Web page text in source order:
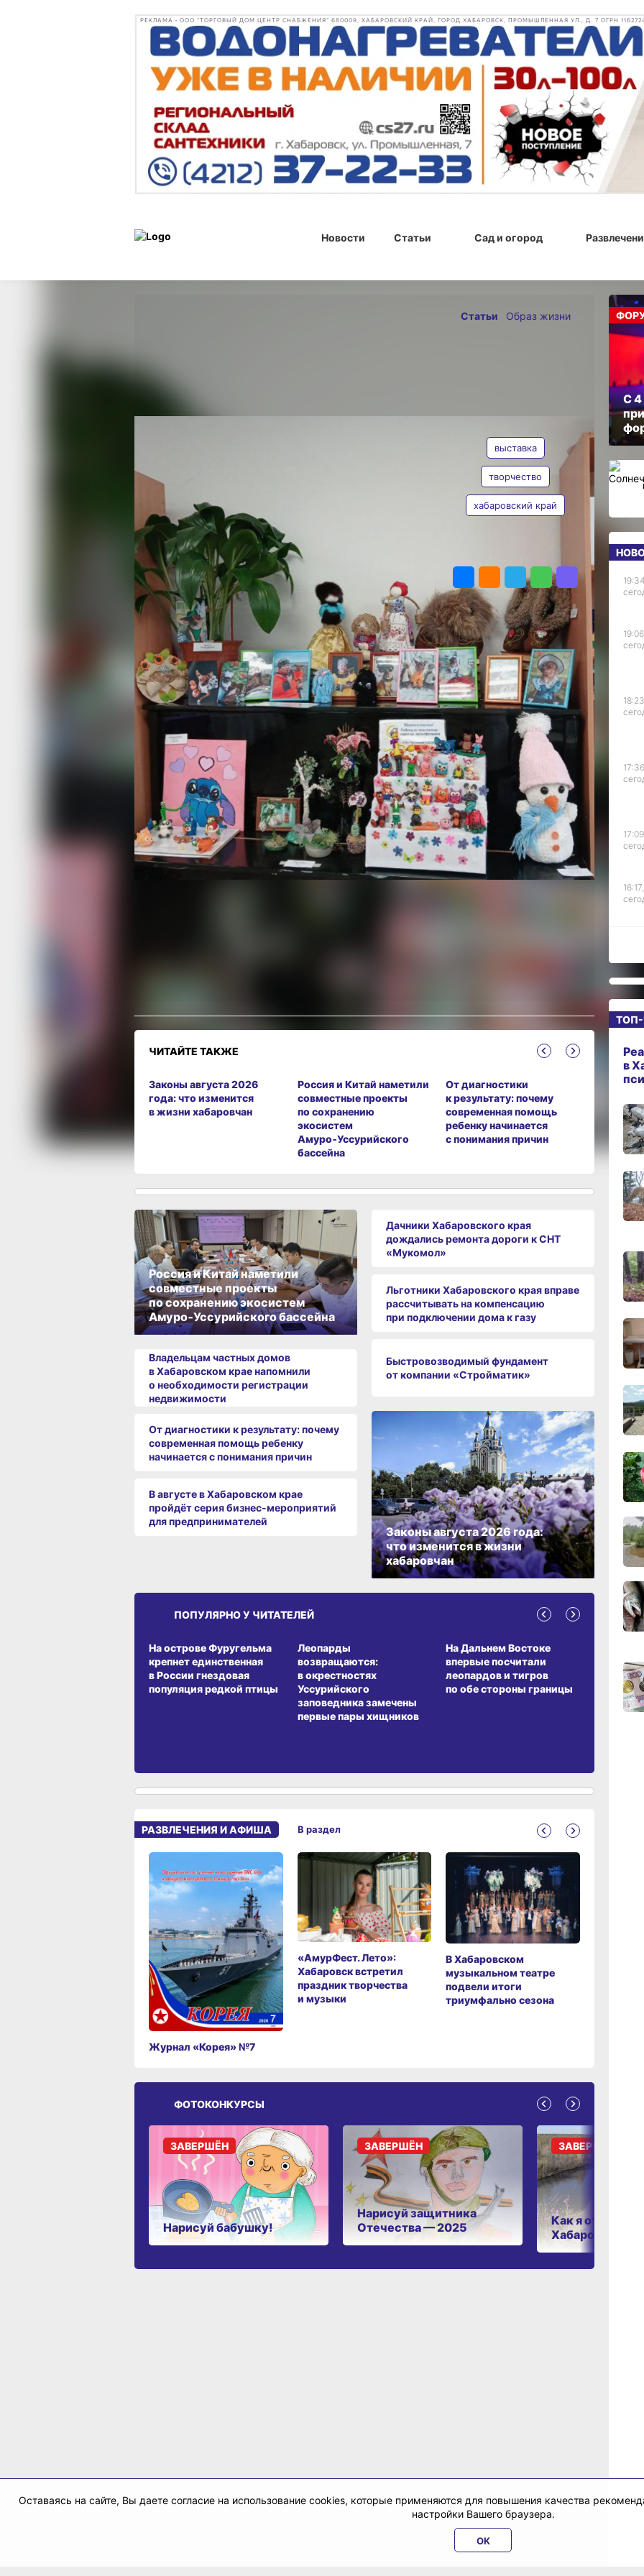
РЕКЛАМА • ООО "ТОРГОВЫЙ ДОМ ЦЕНТР СНАБЖЕНИЯ" 680009, ХАБАРОВСКИЙ КРАЙ, ГОРОД ХАБАРОВСК, ПРОМЫШЛЕННАЯ УЛ., Д. 7 ОГРН
Новости Статьи Сад и огород
показали в Ванино
Выставка посвящена Году семьи в России и 95-летию
свои поделки из разных материалов, вещи, связанные
крючком и спицами, сувениры из бисера, фотоснимки,
скульптуры из пластилина и многое другое.
Одна из участниц, представляющая Ванинский КЦСОН,
Ольга Киселева, инвалид II группы, получила высокую
оценку жюри — диплом лауреата I степени. На выставке
демонстрировались ее замечательные поделки
из пластилина.
У Антонины Иванишиной тоже приятное хобби — она вяжет
крючком и спицами сказочные вещи: кофты, юбки,
костюмы, необычные шарфы. А Татьяна Николаева
и Наталья Степанова представили на выставку свои работы
из бисера.
А вообще все работы участников выставки насыщены
теплотой, оптимизмом, полны надежды и удивительной
веры в будущее.
Главной задачей выставки была популяризация
самодеятельного творчества инвалидов, привлечение
внимания общественности, формирование толерантного
отношения общества к людям с ограниченными
возможностями, стимулирование творческой активности,
роста духовности, культурного уровня, развитие
художественных способностей.
И цель, считают организаторы, достигнута. Выставка
содействует приобщению к культуре и созданию условий
для полноценного общения, а также наглядно показывает,
что ограниченные физические возможности человека
не являются преградой для занятия творческой
Статьи Образ жизни
выставка
творчество
хабаровский край
ЧИТАЙТЕ ТАКЖЕ
Законы августа 2026
года: что изменится
в жизни хабаровчан
Россия и Китай наметили
совместные проекты
по сохранению
экосистем
Амуро‑Уссурийского
бассейна
От диагностики
к результату: почему
современная помощь
ребенку начинается
с понимания причин
В
для
Россия и Китай наметили
совместные проекты
по сохранению экосистем
Амуро‑Уссурийского бассейна
Владельцам частных домов
в Хабаровском крае напомнили
о необходимости регистрации
недвижимости
От диагностики к результату: почему
современная помощь ребенку
начинается с понимания причин
В августе в Хабаровском крае
пройдёт серия бизнес‑мероприятий
для предпринимателей
Дачники Хабаровского края
дождались ремонта дороги к СНТ
«Мукомол»
Льготники Хабаровского края вправе
рассчитывать на компенсацию
при подключении дома к газу
Быстровозводимый фундамент
от компании «Стройматик»
Законы августа 2026 года:
что изменится в жизни
хабаровчан
ПОПУЛЯРНО У ЧИТАТЕЛЕЙ
На острове Фуругельма
крепнет единственная
в России гнездовая
популяция редкой птицы
Леопарды
возвращаются:
в окрестностях
Уссурийского
заповедника замечены
первые пары хищников
На Дальнем Востоке
впервые посчитали
леопардов и тигров
по обе стороны границы
ЗЕМЛЯКИ
РАЗВЛЕЧЕНИЯ И АФИША
Журнал «Корея» №7
«АмурФест. Лето»:
Хабаровск встретил
праздник творчества
и музыки
В Хабаровском
музыкальном театре
подвели итоги
триумфально сезона
В раздел
ФОТОКОНКУРСЫ
Нарисуй бабушку!
ЗАВЕРШЁН
Нарисуй защитника
Отечества — 2025
ЗАВЕРШЁН
Как я отдыхаю в
Хабаровском
ЗАВЕРШЁН
С 4
16:17,
12:19,
11:43,
10:10,
ТОП-
в
Оставаясь на сайте, Вы даете согласие на использование cookies, которые применяются для повышения качества
настройки Вашего браузера.
OK